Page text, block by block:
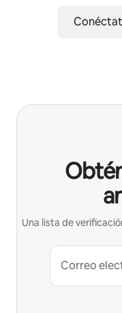
Una lista de
Correo